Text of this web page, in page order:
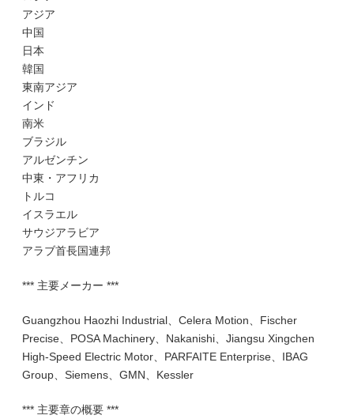
アジア
中国
日本
韓国
東南アジア
インド
南米
ブラジル
アルゼンチン
中東・アフリカ
トルコ
イスラエル
サウジアラビア
アラブ首長国連邦
*** 主要メーカー ***
Guangzhou Haozhi Industrial、Celera Motion、Fischer
Precise、POSA Machinery、Nakanishi、Jiangsu Xingchen
High-Speed Electric Motor、PARFAITE Enterprise、IBAG
Group、Siemens、GMN、Kessler
*** 主要章の概要 ***